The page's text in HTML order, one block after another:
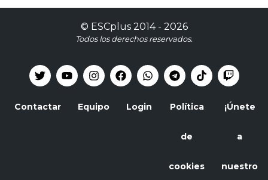
© ESCplus2014 - 2026
Todos los derechos reservados.
Contactar Equipo Login Política
de
cookies
¡Únete
a
nuestro